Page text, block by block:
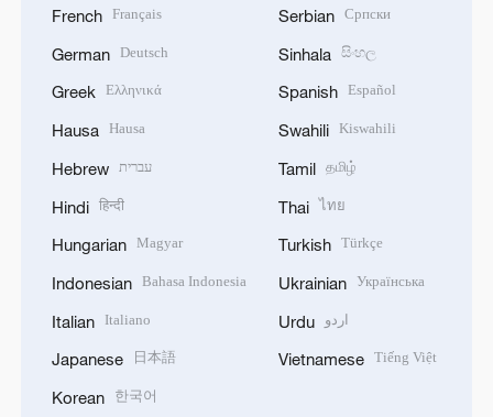
French Français
German Deutsch
Greek Ελληνικά
Hausa Hausa
Hebrew עברית
Hindi हिन्दी
Hungarian Magyar
Indonesian Bahasa Indonesia
Italian Italiano
Japanese 日本語
Korean 한국어
Serbian Српски
Sinhala සිංහල
Spanish Español
Swahili Kiswahili
Tamil தமிழ்
Thai ไทย
Turkish Türkçe
Ukrainian Українська
Urdu اردو
Vietnamese Tiếng Việt